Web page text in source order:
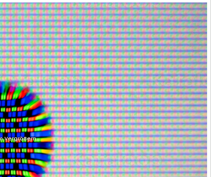
Vergrößern